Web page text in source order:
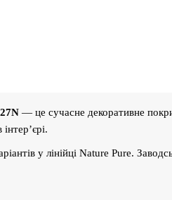
— це сучасне декоративне
у лінійці Nature Pure.